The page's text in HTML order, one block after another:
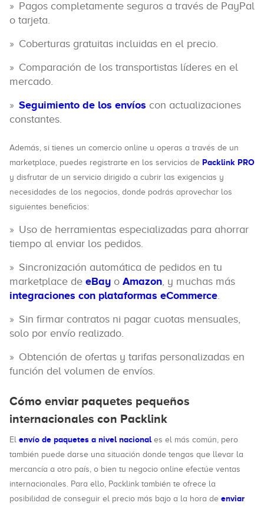
Pagos completamente seguros a través de PayPal
o tarjeta.
Coberturas gratuitas incluidas en el precio.
Comparación de los transportistas líderes en el
mercado.
Seguimiento de los envíos con actualizaciones
constantes.
Además, si tienes un comercio online u operas a través de un
marketplace, puedes registrarte en los servicios de Packlink PRO
y disfrutar de un servicio dirigido a cubrir las exigencias y
necesidades de los negocios, donde podrás aprovechar los
siguientes beneficios:
Uso de herramientas especializadas para ahorrar
tiempo al enviar los pedidos.
Sincronización automática de pedidos en tu
marketplace de eBay o Amazon, y muchas más
integraciones con plataformas eCommerce.
Sin firmar contratos ni pagar cuotas mensuales,
solo por envío realizado.
Obtención de ofertas y tarifas personalizadas en
función del volumen de envíos.
Cómo enviar paquetes pequeños
internacionales con Packlink
El envío de paquetes a nivel nacionales el más común, pero
también puede darse una situación donde tengas que llevar la
mercancía a otro país, o bien tu negocio online efectúe ventas
internacionales. Para ello, Packlink también te ofrece la
posibilidad de conseguir el precio más bajo a la hora de enviar